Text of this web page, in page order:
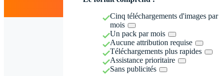
Cinq téléchargements d'images par
mois
Un pack par mois
Aucune attribution requise
Téléchargements plus rapides
Assistance prioritaire
Sans publicités